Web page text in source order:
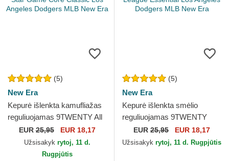
(5)
New Era
Kepurė išlenkta kamufliažas
reguliuojamas 9TWENTY All
Star Game Core Classic Los
Angeles Dodgers...
EUR25,95 EUR 18,17
Užsisakyk rytoj, 11 d.
Rugpjūtis
(5)
New Era
Kepurė išlenkta smėlio
reguliuojamas 9TWENTY
League Essential Los
Angeles Dodgers MLB New
EUR 25,95 EUR 18,17
Užsisakyk rytoj, 11 d. Rugpjūtis